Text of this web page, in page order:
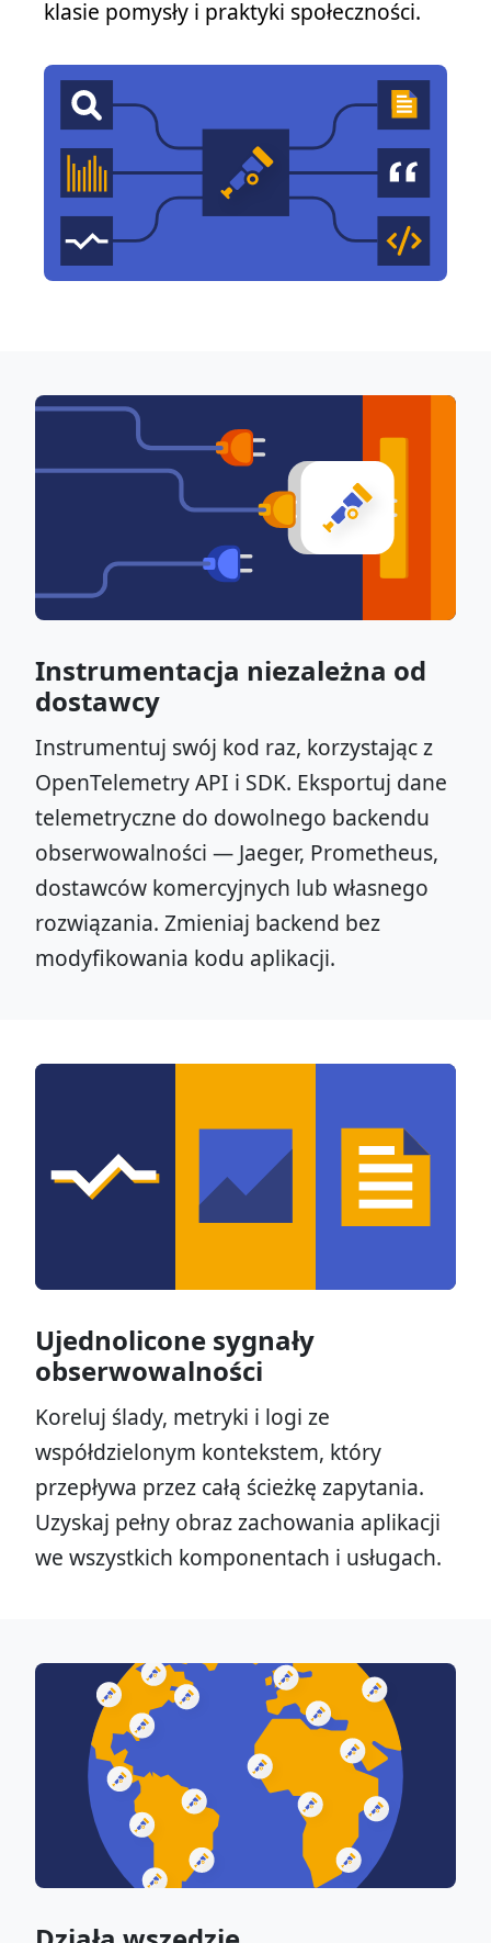
klasie pomysły i praktyki społeczności.
Instrumentacja niezależna od
dostawcy
Instrumentuj swój kod raz, korzystając z
OpenTelemetry API i SDK. Eksportuj dane
telemetryczne do dowolnego backendu
obserwowalności — Jaeger, Prometheus,
dostawców komercyjnych lub własnego
rozwiązania. Zmieniaj backend bez
modyfikowania kodu aplikacji.
Ujednolicone sygnały
obserwowalności
Koreluj ślady, metryki i logi ze
współdzielonym kontekstem, który
przepływa przez całą ścieżkę zapytania.
Uzyskaj pełny obraz zachowania aplikacji
we wszystkich komponentach i usługach.